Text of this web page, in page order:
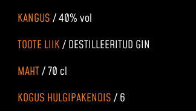
KANGUS/40% vol
TOOTE LIIK/DESTILLEERITUD GIN
MAHT/70 cl
KOGUS HULGIPAKENDIS /6